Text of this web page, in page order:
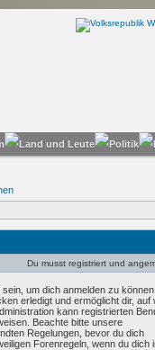
Du musst registriert und
um dich anmelden zu
erledigt und ermöglicht dir, auf
kann registrierten
Beachte bitte unsere
Regelungen, bevor du dich
Forenregeln, wenn du dich